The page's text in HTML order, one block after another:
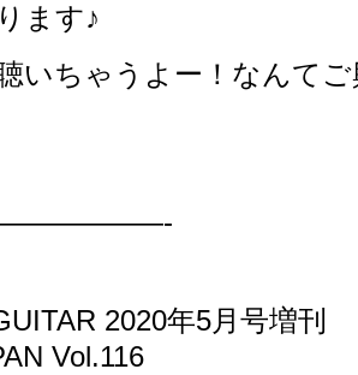
ます♪
いちゃうよー！なんて
2020年5月号増刊
Vol.116